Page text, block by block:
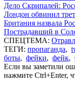
Дело Скрипалей:
Лондон обвинил
Британия назвала
Пострадавший в
СПЕЦТЕМА:
ТЕГИ: пропаганда,
боты, фейки, фейк,
Если вы заметили
нажмите Ctrl+Enter,